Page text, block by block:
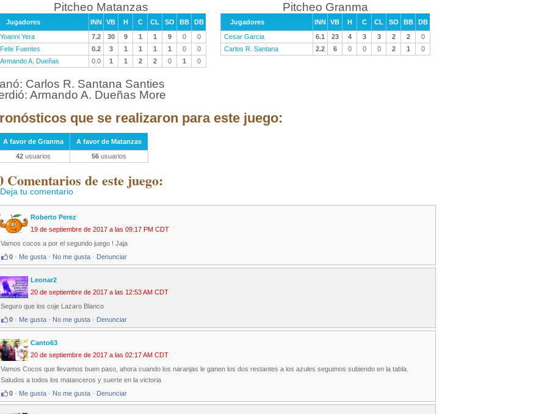
Pitcheo Matanzas
Jugadores INN VB H C CL SO BB
DB
Yoanni Yera
7.2 30 9 1 1 9 0
0
Felix Fuentes
0.2 3 1 1 1 1 0
0
Armando A. Dueñas
0.0 1 1 2 2 0 1 0
Pitcheo Granma
Jugadores INN VB H C CL SO BB
DB
Cesar Garcia
6.1 23 4 3 3 2 2
0
Carlos R. Santana
2.2 6 0 0 0 2 1 0
Carlos R. Santana Santies
Armando A. Dueñas More
que se realizaron para este juego:
A favor de Granma
A favor de Matanzas
42 usuarios 56 usuarios
Comentarios de este juego:
Deja tu comentario
Roberto Perez
19 de septiembre de 2017 a las 09:17 PM CDT
Vamos cocos a por el segundo juego ! Jaja
0 · Me gusta · No me gusta · Denunciar
Leonar2
20 de septiembre de 2017 a las 12:53 AM CDT
Seguro que los coje Lazaro Blanco
0 · Me gusta · No me gusta · Denunciar
Canto63
20 de septiembre de 2017 a las 02:17 AM CDT
Vamos Cocos que llevamos buen paso, ahora cuando los naranjas le ganen los dos restantes a los azules seguimos subiendo en la tabla.
Saludos a todos los matanceros y suerte en la victoria
0 · Me gusta · No me gusta · Denunciar